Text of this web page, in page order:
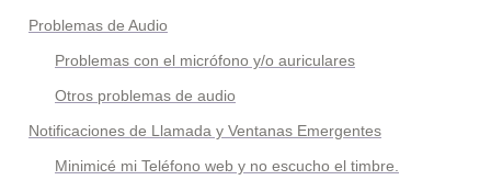
Problemas de Audio
Problemas con el micrófono y/o auriculares
Otros problemas de audio
Notificaciones de Llamada y Ventanas Emergentes
Minimicé mi Teléfono web y no escucho el timbre.